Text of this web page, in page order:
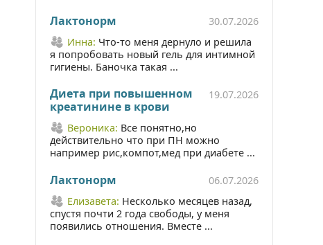
Лактонорм
30.07.2026
Инна: Что-то меня дернуло и решила
я попробовать новый гель для интимной
гигиены. Баночка такая ...
Диета при повышенном
креатинине в крови
19.07.2026
Вероника: Все понятно,но
действительно что при ПН можно
например рис,компот,мед при диабете ...
Лактонорм
06.07.2026
Елизавета: Несколько месяцев назад,
спустя почти 2 года свободы, у меня
появились отношения. Вместе ...